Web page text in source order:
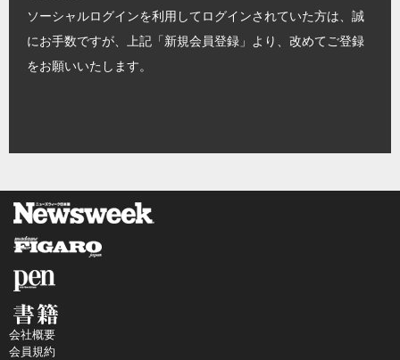
ソーシャルログインを利用してログインされていた方は、誠
にお手数ですが、上記「新規会員登録」より、改めてご登録
をお願いいたします。
会社概要
会員規約